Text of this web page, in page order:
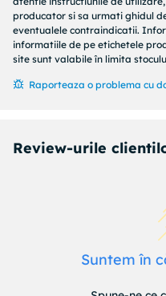
100W. Aceasta
si eficienta, ideala pentru
primitoare in orice
permite acestui bec sa
Dimabil pentru control
perfecta pentru orice
permite sa customizezi
potrivi oricarei activitati
Lumina calda si
de 3000K, acest bec
producator si sa urmati ghidul
eventualele contraindicatii.
informatiile de pe etichetele
site sunt valabile în limita
Raporteaza o problema cu
Review-urile
Suntem în